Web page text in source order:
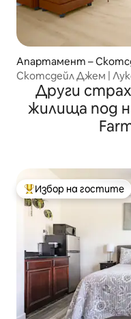
Апартамент –
Скотсдейл Джем |
отопляем басейн!
Други
жилища под
Най-популярен избор
Избор на гостите